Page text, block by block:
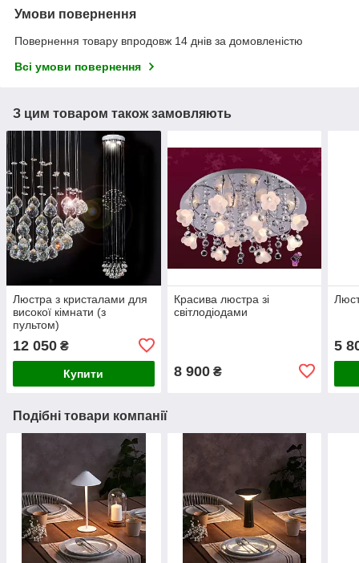
Умови повернення
Повернення товару впродовж 14 днів за домовленістю
Всі умови повернення
З цим товаром також замовляють
Люстра з кристалами для
високої кімнати (з
пультом)
12 050 ₴
Купити
Красива люстра зі
світлодіодами
8 900₴
5
Подібні товари компанії